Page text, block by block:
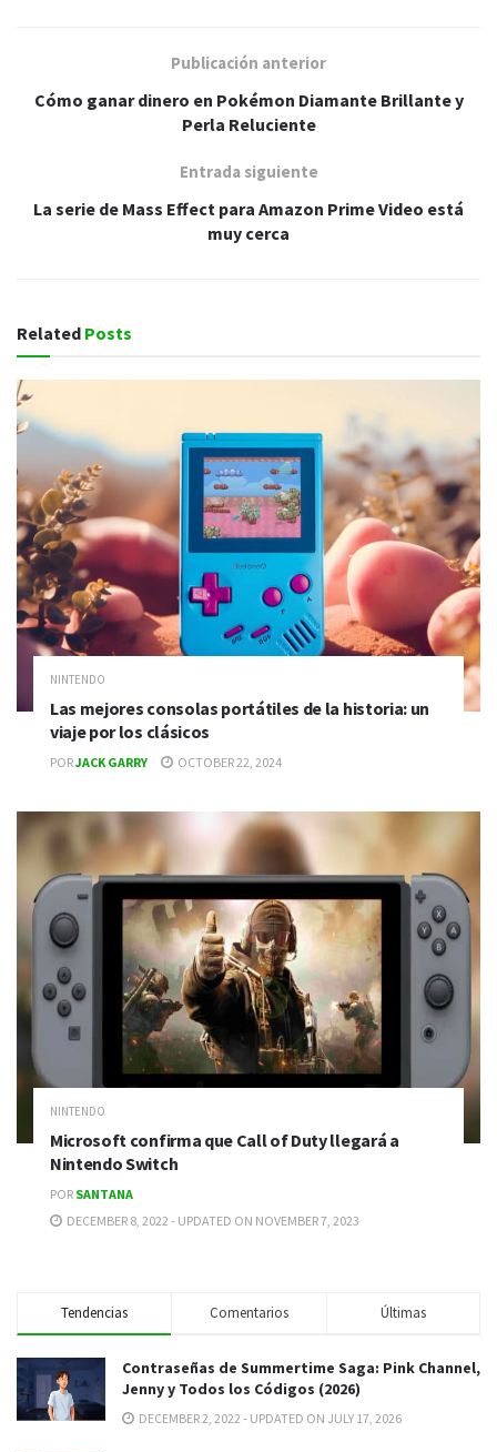
Publicación anterior
Cómo ganar dinero en Pokémon Diamante Brillante y
Perla Reluciente
Entrada siguiente
La serie de Mass Effect para Amazon Prime Video está
muy cerca
Related Posts
NINTENDO
Las mejores consolas portátiles de la historia: un
viaje por los clásicos
PORJACK GARRY OCTOBER 22, 2024
NINTENDO
Microsoft confirma que Call of Duty llegará a
Nintendo Switch
POR SANTANA
DECEMBER 8, 2022 - UPDATED ON NOVEMBER 7, 2023
Tendencias Comentarios Últimas
Contraseñas de Summertime Saga: Pink Channel,
Jenny y Todos los Códigos (2026)
DECEMBER 2, 2022 - UPDATED ON JULY 17, 2026